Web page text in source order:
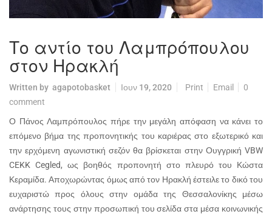
Το αντίο του Λαμπρόπουλου
στον Ηρακλή
Written by agapotobasket Ιουν 19, 2020 Print Email
0
comment
Ο Πάνος Λαμπρόπουλος πήρε την μεγάλη απόφαση να κάνει το
επόμενο βήμα της προπονητικής του καριέρας στο εξωτερικό και
την ερχόμενη αγωνιστική σεζόν θα βρίσκεται στην Ουγγρική VBW
CEKK Cegled, ως βοηθός προπονητή στο πλευρό του Κώστα
Κεραμίδα. Αποχωρώντας όμως από τον Ηρακλή έστειλε το δικό του
ευχαριστώ προς όλους στην ομάδα της Θεσσαλονίκης μέσω
ανάρτησης τους στην προσωπική του σελίδα στα μέσα κοινωνικής